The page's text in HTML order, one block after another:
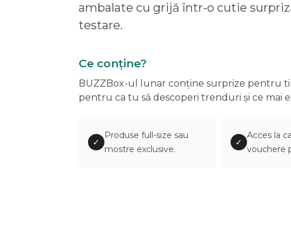
ambalate cu grijă într-o cutie
testare.
Ce conține?
BUZZBox-ul lunar conține surprize pentru
pentru ca tu să descoperi trenduri și ce mai
✓
Produse full-size sau
mostre exclusive.
✓
Acces la
vouchere